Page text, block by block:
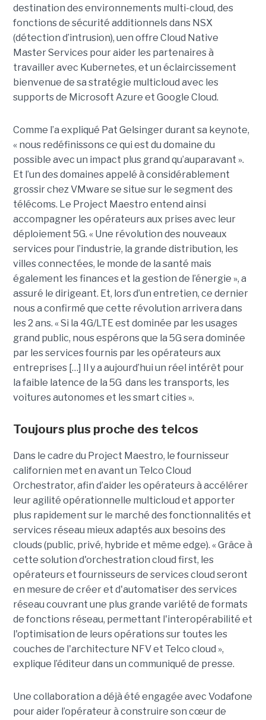
destination des environnements multi-cloud, des
fonctions de sécurité additionnels dans NSX
(détection d’intrusion), uen offre Cloud Native
Master Services pour aider les partenaires à
travailler avec Kubernetes, et un éclaircissement
bienvenue de sa stratégie multicloud avec les
supports de Microsoft Azure et Google Cloud.
Comme l’a expliqué Pat Gelsinger durant sa keynote,
« nous redéfinissons ce qui est du domaine du
possible avec un impact plus grand qu’auparavant ».
Et l’un des domaines appelé à considérablement
grossir chez VMware se situe sur le segment des
télécoms. Le Project Maestro entend ainsi
accompagner les opérateurs aux prises avec leur
déploiement 5G. « Une révolution des nouveaux
services pour l’industrie, la grande distribution, les
villes connectées, le monde de la santé mais
également les finances et la gestion de l’énergie », a
assuré le dirigeant. Et, lors d’un entretien, ce dernier
nous a confirmé que cette révolution arrivera dans
les 2 ans. « Si la 4G/LTE est dominée par les usages
grand public, nous espérons que la 5G sera dominée
par les services fournis par les opérateurs aux
entreprises […] Il y a aujourd’hui un réel intérêt pour
la faible latence de la 5G dans les transports, les
voitures autonomes et les smart cities ».
Toujours plus proche des telcos
Dans le cadre du Project Maestro, le fournisseur
californien met en avant un Telco Cloud
Orchestrator, afin d’aider les opérateurs à accélérer
leur agilité opérationnelle multicloud et apporter
plus rapidement sur le marché des fonctionnalités et
services réseau mieux adaptés aux besoins des
clouds (public, privé, hybride et même edge). « Grâce à
cette solution d'orchestration cloud first, les
opérateurs et fournisseurs de services cloud seront
en mesure de créer et d'automatiser des services
réseau couvrant une plus grande variété de formats
de fonctions réseau, permettant l'interopérabilité et
l'optimisation de leurs opérations sur toutes les
couches de l'architecture NFV et Telco cloud »,
explique l’éditeur dans un communiqué de presse.
Une collaboration a déjà été engagée avec Vodafone
pour aider l’opérateur à construire son cœur de